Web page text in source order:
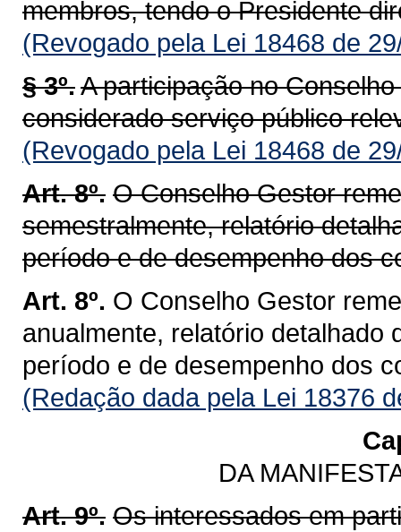
membros, tendo o Presidente
(Revogado pela Lei 18468 de
§ 3º.A participação no
considerado serviço público
(Revogado pela Lei 18468 de
Art. 8º. O Conselho Gestor
semestralmente, relatório
período e de desempenho dos
Art. 8º. O Conselho Gestor
anualmente, relatório detalhado
período e de desempenho dos
(Redação dada pela Lei 18376
DA
Art. 9º. Os interessados em